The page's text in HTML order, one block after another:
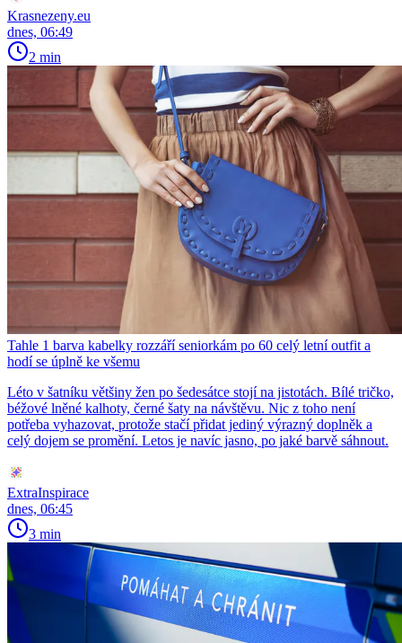
Krasnezeny.eu
dnes, 06:49
2 min
Tahle 1 barva kabelky rozzáří seniorkám po 60 celý letní outfit a
hodí se úplně ke všemu
Léto v šatníku většiny žen po šedesátce stojí na jistotách. Bílé tričko,
béžové lněné kalhoty, černé šaty na návštěvu. Nic z toho není
potřeba vyhazovat, protože stačí přidat jediný výrazný doplněk a
celý dojem se promění. Letos je navíc jasno, po jaké barvě sáhnout.
ExtraInspirace
dnes, 06:45
3 min